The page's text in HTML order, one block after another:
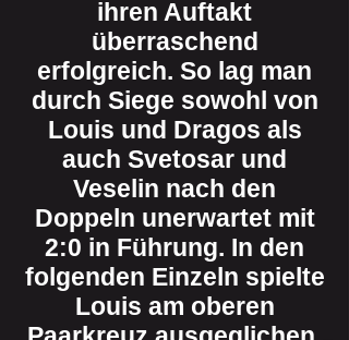
ihren Auftakt
überraschend
erfolgreich. So lag man
durch Siege sowohl von
Louis und Dragos als
auch Svetosar und
Veselin nach den
Doppeln unerwartet mit
2:0 in Führung. In den
folgenden Einzeln spielte
Louis am oberen